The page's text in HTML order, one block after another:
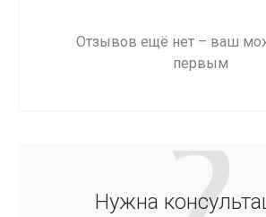
Отзывов ещё нет – ваш
первым
Нужна